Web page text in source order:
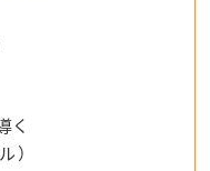
く
）